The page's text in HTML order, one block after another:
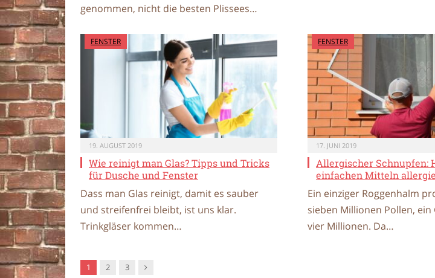
genommen, nicht die besten Plissees…
FENSTER
19. AUGUST 2019
Wie reinigt man Glas? Tipps und Tricks
für Dusche und Fenster
Dass man Glas reinigt, damit es sauber
und streifenfrei bleibt, ist uns klar.
Trinkgläser kommen…
FENSTER
17. JUNI 2019
Allergischer Schnupfen:
einfachen Mitteln
Ein einziger Roggenhalm
sieben Millionen Pollen,
vier Millionen. Da…
1 2 3 Nachfolger